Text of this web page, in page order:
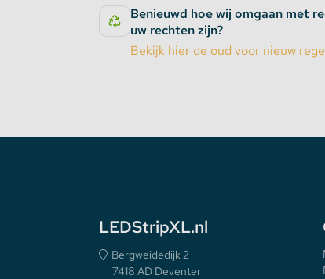
Benieuwd hoe wij omgaan met
uw rechten zijn?
Bekijk hier de oud voor nieuw
LEDStripXL.nl
Bergweidedijk 2
7418 AD Deventer